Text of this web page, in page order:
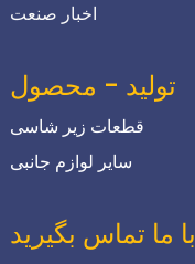
اخبار صنعت
تولید - محصول
قطعات زیر شاسی
سایر لوازم جانبی
با ما تماس بگیرید